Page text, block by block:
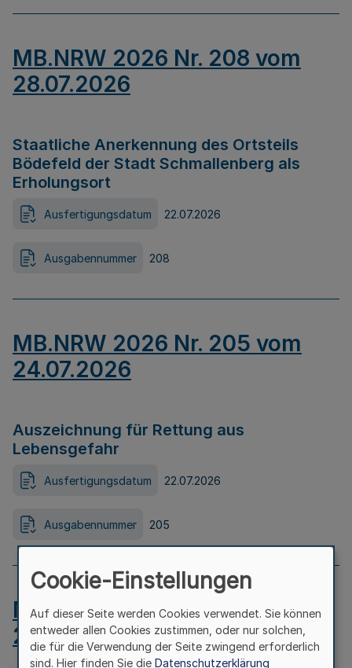
MB.NRW 2026 Nr. 208 vom
28.07.2026
Staatliche Anerkennung des Ortsteils
Bödefeld der Stadt Schmallenberg als
Erholungsort
Ausfertigungsdatum 22.07.2026
Ausgabennummer 208
MB.NRW 2026 Nr. 205 vom
24.07.2026
Auszeichnung für Rettung aus
Lebensgefahr
Ausfertigungsdatum 22.07.2026
Ausgabennummer 205
MB.NRW 2026 Nr. 204 vom
24.07.2026
Cookie-Einstellungen
Auf dieser Seite werden Cookies verwendet. Sie können
entweder allen Cookies zustimmen, oder nur solchen,
die für die Verwendung der Seite zwingend erforderlich
sind. Hier finden Sie die Datenschutzerklärung